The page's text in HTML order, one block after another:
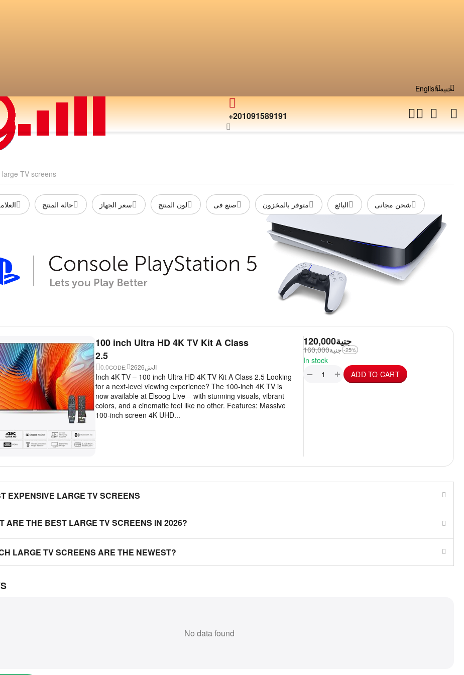
جنية English
+201091589191
large TV screens
حالة المنتج سعر الجهاز لون المنتج صنع فى متوفر بالمخزون البائع شحن مجانى
100 inch Ultra HD 4K TV Kit A Class
2.5
0.0CODE: 26ش26JI
Inch 4K TV – 100 inch Ultra HD 4K TV Kit A Class 2.5 Looking
for a next-level viewing experience? The 100-inch 4K TV is
now available at Elsoog Live – with stunning visuals, vibrant
colors, and a cinematic feel like no other. Features: Massive
100-inch screen 4K UHD...
جنية120,000
جنية160,000 -25%
In stock
+
− ADD TO CART
EXPENSIVE LARGE TV SCREENS
ARE THE BEST LARGE TV SCREENS IN 2026?
LARGE TV SCREENS ARE THE NEWEST?
No data found